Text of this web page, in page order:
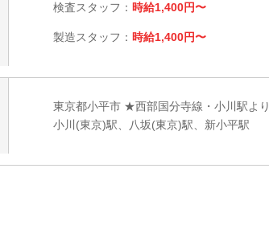
検査スタッフ： 時給1,400円〜
製造スタッフ： 時給1,400円〜
東京都小平市 ★西部国分寺線・小川駅よ
小川(東京)駅、八坂(東京)駅、新小平駅